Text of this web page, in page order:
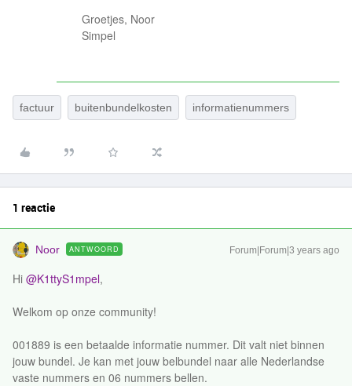
Groetjes, Noor
Simpel
factuur buitenbundelkosten informatienummers
1 reactie
Noor ANTWOORD Forum|Forum|3 years ago
Hi @K1ttyS1mpel,
Welkom op onze community!
001889 is een betaalde informatie nummer. Dit valt niet binnen
jouw bundel. Je kan met jouw belbundel naar alle Nederlandse
vaste nummers en 06 nummers bellen.